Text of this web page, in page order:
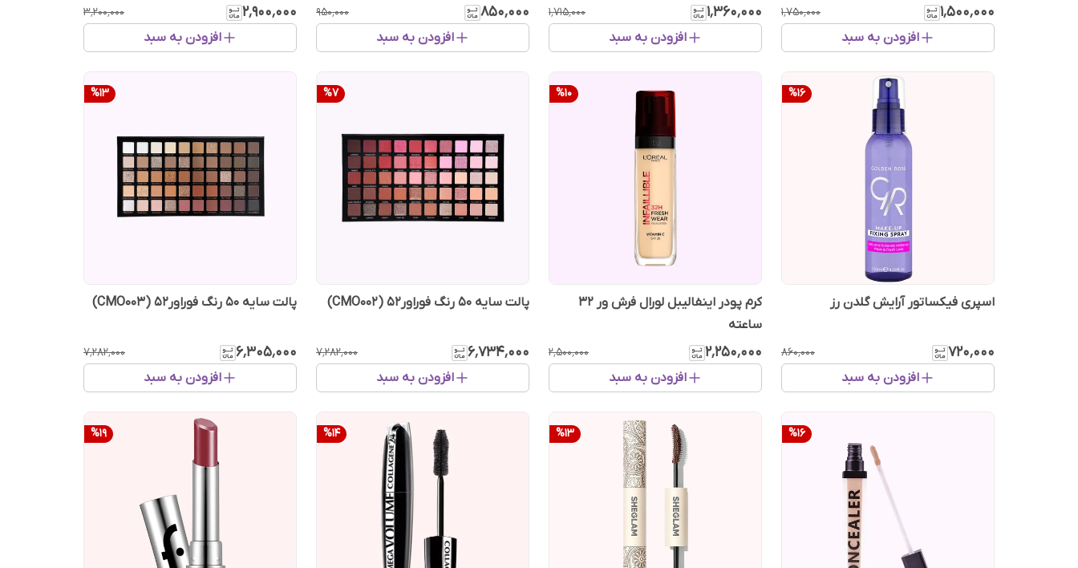
۱٬۵۰۰٬۰۰۰ ۱٬۷۵۰٬۰۰۰
افزودن به سبد
۱٬۳۶۰٬۰۰۰ ۱٬۷۱۵٬۰۰۰
افزودن به سبد
۸۵۰٬۰۰۰ ۹۵۰٬۰۰۰
افزودن به سبد
۲٬۹۰۰٬۰۰۰ ۳٬۲۰۰٬۰۰۰
افزودن به سبد
%16
اسپری فیکساتور آرایش گلدن رز
۷۲۰٬۰۰۰ ۸۶۰٬۰۰۰
افزودن به سبد
%10
کرم پودر اینفالیبل لورال فرش ور 32
ساعته
۲٬۲۵۰٬۰۰۰ ۲٬۵۰۰٬۰۰۰
افزودن به سبد
%7
پالت سایه 50 رنگ فوراور52 (CMO002)
۶٬۷۳۴٬۰۰۰ ۷٬۲۸۲٬۰۰۰
افزودن به سبد
%13
پالت سایه 50 رنگ فوراور52 (CMO003)
۶٬۳۰۵٬۰۰۰ ۷٬۲۸۲٬۰۰۰
افزودن به سبد
%16
%13
%14
%19